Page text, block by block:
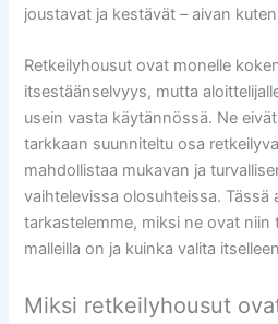
joustavat ja kestävät – aivan
Retkeilyhousut ovat monelle
itsestäänselvyys, mutta
usein vasta käytännössä. Ne
tarkkaan suunniteltu osa
mahdollistaa mukavan ja
vaihtelevissa olosuhteissa. Tässä
tarkastelemme, miksi ne ovat niin
malleilla on ja kuinka valita
Miksi retkeilyhousut